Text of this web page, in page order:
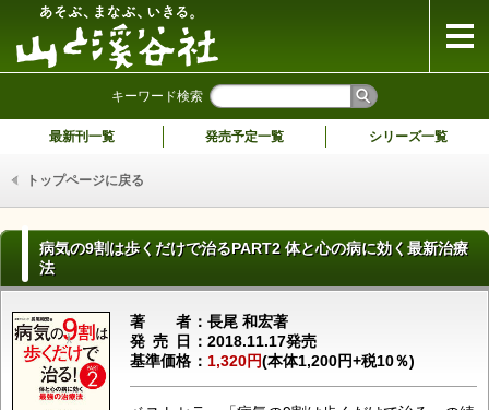
キーワード検索
最新刊一覧 発売予定一覧 シリーズ一覧
トップページに戻る
病気の9割は歩くだけで治るPART2 体と心の病に効く最新治療
法
著者長尾 和宏著
発売日 2018.11.17発売
基準価格
1,320円(本体1,200円+税10％)